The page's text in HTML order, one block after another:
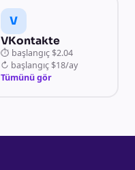
V
VKontakte
⏱ başlangıç $2.04
↻ başlangıç $18/ay
Tümünü gör